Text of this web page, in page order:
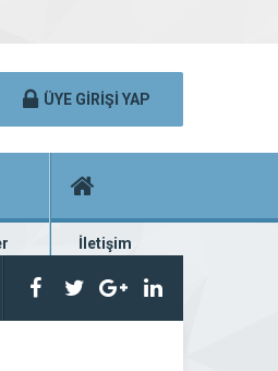
ÜYE GİRİŞİ YAP
İletişim
Bize ulaşın